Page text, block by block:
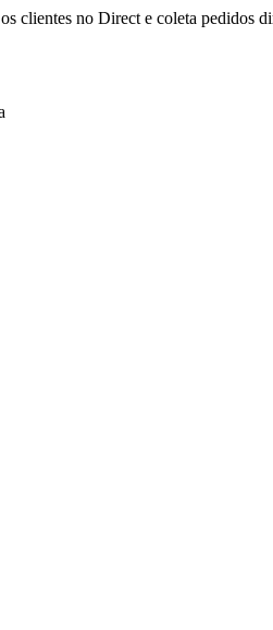
clientes no Direct e coleta pedidos